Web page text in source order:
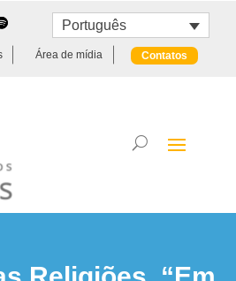
Português
Área de mídia Contatos